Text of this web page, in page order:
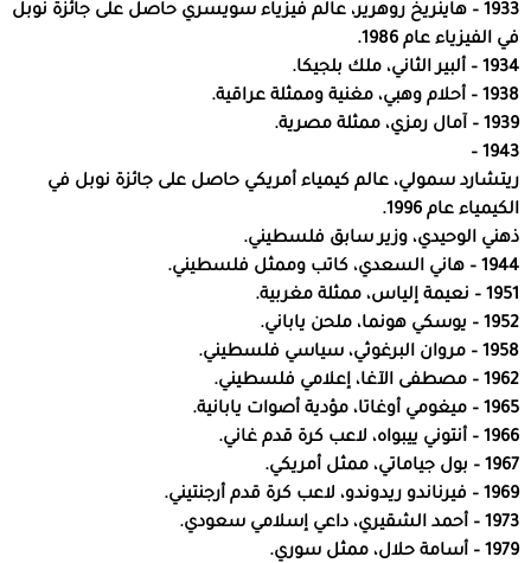
1933 – هاينريخ روهرير، عالم فيزياء سويسري حاصل على جائزة نوبل
في الفيزياء عام 1986.
1934 – ألبير الثاني، ملك بلجيكا.
1938 – أحلام وهبي، مغنية وممثلة عراقية.
1939 – آمال رمزي، ممثلة مصرية.
1943 –
ريتشارد سمولي، عالم كيمياء أمريكي حاصل على جائزة نوبل في
الكيمياء عام 1996.
ذهني الوحيدي، وزير سابق فلسطيني.
1944 – هاني السعدي، كاتب وممثل فلسطيني.
1951 – نعيمة إلياس، ممثلة مغربية.
1952 – يوسكي هونما، ملحن ياباني.
1958 – مروان البرغوثي، سياسي فلسطيني.
1962 – مصطفى الآغا، إعلامي فلسطيني.
1965 – ميغومي أوغاتا، مؤدية أصوات يابانية.
1966 – أنتوني ييبواه، لاعب كرة قدم غاني.
1967 – بول جياماتي، ممثل أمريكي.
1969 – فيرناندو ريدوندو، لاعب كرة قدم أرجنتيني.
1973 – أحمد الشقيري، داعي إسلامي سعودي.
1979 – أسامة حلال، ممثل سوري.